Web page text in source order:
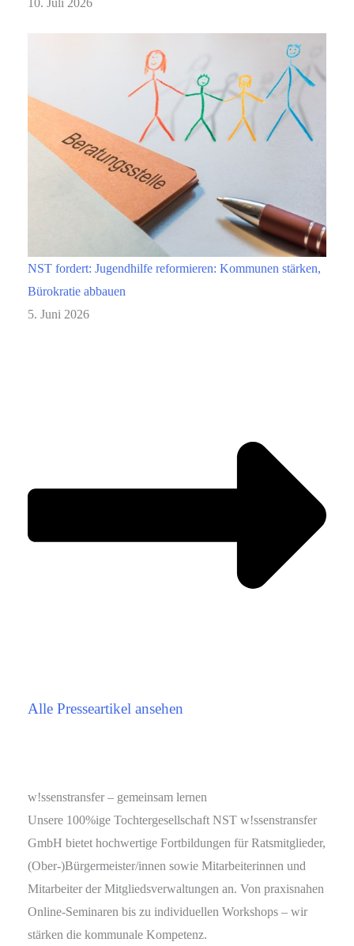
10. Juli 2026
NST fordert: Jugendhilfe reformieren: Kommunen stärken,
Bürokratie abbauen
5. Juni 2026
Alle Presseartikel ansehen
w!ssenstransfer – gemeinsam lernen
Unsere 100%ige Tochtergesellschaft NST w!ssenstransfer
GmbH bietet hochwertige Fortbildungen für Ratsmitglieder,
(Ober-)Bürgermeister/innen sowie Mitarbeiterinnen und
Mitarbeiter der Mitgliedsverwaltungen an. Von praxisnahen
Online-Seminaren bis zu individuellen Workshops – wir
stärken die kommunale Kompetenz.